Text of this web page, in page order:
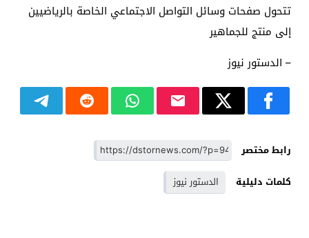
تتحول صفحات وسائل التواصل الاجتماعي الخاصة بالرياضيين
إلى منتج للجماهير
– الدستور نيوز
رابط مختصر
كلمات دليلية
الدستور نيوز